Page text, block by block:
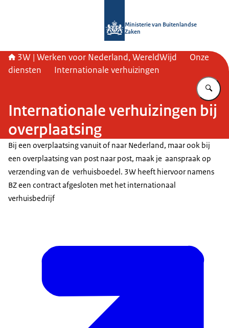
Ministerie van Buitenlandse
Zaken
3W | Werken voor Nederland, WereldWijd
Onze
diensten
Internationale verhuizingen
Internationale verhuizingen bij
overplaatsing
Bij een overplaatsing vanuit of naar Nederland, maar ook bij
een overplaatsing van post naar post, maak je aanspraak op
verzending van de verhuisboedel. 3W heeft hiervoor namens
BZ een contract afgesloten met het internationaal
verhuisbedrijf